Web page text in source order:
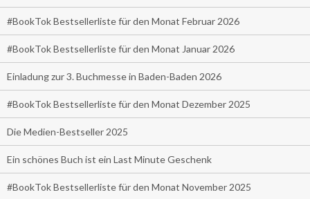
#BookTok Bestsellerliste für den Monat Februar 2026
#BookTok Bestsellerliste für den Monat Januar 2026
Einladung zur 3. Buchmesse in Baden-Baden 2026
#BookTok Bestsellerliste für den Monat Dezember 2025
Die Medien-Bestseller 2025
Ein schönes Buch ist ein Last Minute Geschenk
#BookTok Bestsellerliste für den Monat November 2025